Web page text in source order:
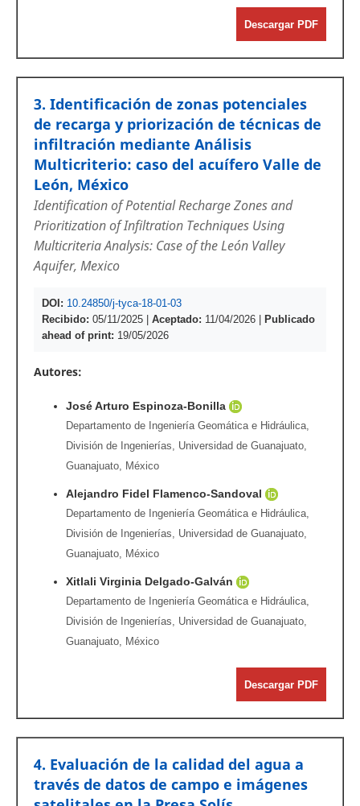
Descargar PDF
3. Identificación de zonas potenciales
de recarga y priorización de técnicas de
infiltración mediante Análisis
Multicriterio: caso del acuífero Valle de
León, México
Identification of Potential Recharge Zones and
Prioritization of Infiltration Techniques Using
Multicriteria Analysis: Case of the León Valley
Aquifer, Mexico
DOI: 10.24850/j-tyca-18-01-03
Recibido: 05/11/2025| Aceptado: 11/04/2026|
Publicado
ahead of print: 19/05/2026
Autores:
José Arturo Espinoza-Bonilla
Departamento de Ingeniería Geomática e Hidráulica,
División de Ingenierías, Universidad de Guanajuato,
Guanajuato, México
Alejandro Fidel Flamenco-Sandoval
Departamento de Ingeniería Geomática e Hidráulica,
División de Ingenierías, Universidad de Guanajuato,
Guanajuato, México
Xitlali Virginia Delgado-Galván
Departamento de Ingeniería Geomática e Hidráulica,
División de Ingenierías, Universidad de Guanajuato,
Guanajuato, México
Descargar PDF
4. Evaluación de la calidad del agua a
través de datos de campo e imágenes